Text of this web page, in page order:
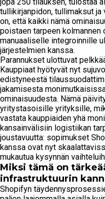
tullikirjanpidon, tullimaksut ja
on, että kaikki nämä
poistaen tarpeen
manuaaliselle integroinnille
järjestelmien kanssa.
Parannukset ulottuvat
Kauppiaat hyötyvät nyt
edistyneestä
jakamisesta
ominaisuudesta. Nämä
yritystasoisille yrityksille,
vastata kauppiaiden yhä
kansainvälisiin logistiikan
joustavuutta: sopimukset
kanssa ovat nyt
mukautua kysynnän
Miksi tämä on
infrastruktuurin
Shopifyn